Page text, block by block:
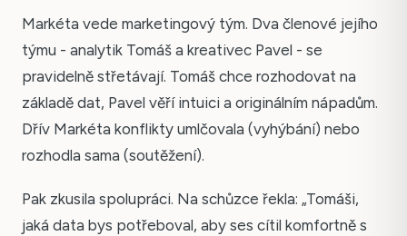
Markéta vede marketingový tým. Dva členové jejího
týmu - analytik Tomáš a kreativec Pavel - se
pravidelně střetávají. Tomáš chce rozhodovat na
základě dat, Pavel věří intuici a originálním nápadům.
Dřív Markéta konflikty umlčovala (vyhýbání) nebo
rozhodla sama (soutěžení).
Pak zkusila spolupráci. Na schůzce řekla: „Tomáši,
jaká data bys potřeboval, aby ses cítil komfortně s